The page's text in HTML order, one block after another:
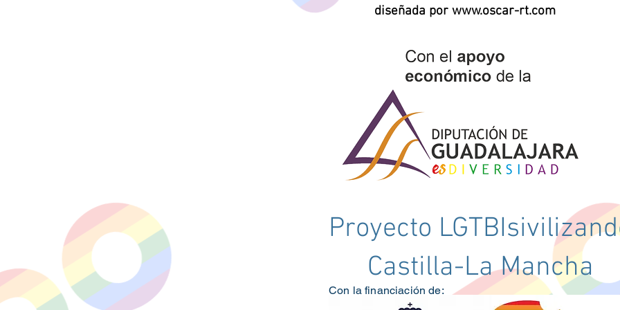
diseñada por www.oscar-rt.com
Proyecto
Castilla-La Mancha
Con la financiación de: